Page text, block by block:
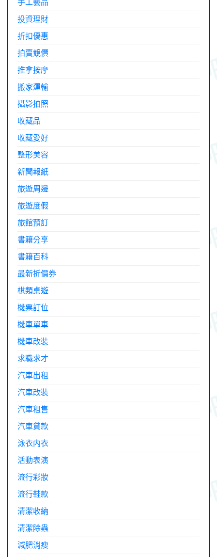
手工藝品
投資理財
折扣優惠
拍賣競價
推拿按摩
搬家運輸
攝影拍照
收藏品
收藏愛好
整形美容
新聞報紙
旅遊周邊
旅遊度假
旅館預訂
書籍分享
書籍百科
最新折價券
棋類桌遊
機票訂位
機車單車
機車改裝
求職求才
汽車出租
汽車改裝
汽車租售
汽車貸款
泳衣内衣
活動表演
流行彩妝
流行鞋款
清潔收納
清潔除蟲
減肥消瘦